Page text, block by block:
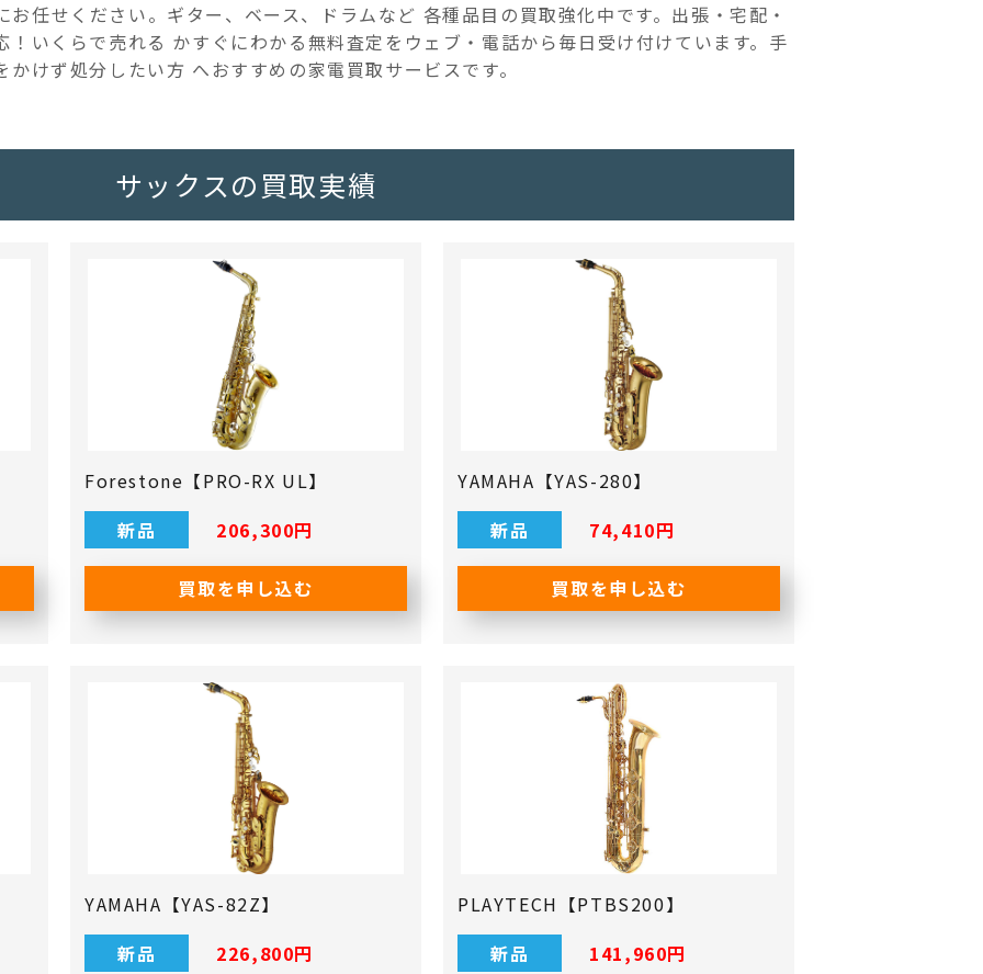
任せください。ギター、ベース、ドラムなど 各種品目の買取強化中です。出張・宅配・
いくらで売れる かすぐにわかる無料査定をウェブ・電話から毎日受け付けています。手
かけず処分したい方 へおすすめの家電買取サービスです。
サックスの買取実績
Forestone【PRO-RX UL】
新品
206,300円
買取を申し込む
YAMAHA【YAS-280】
新品
74,410円
買取を申し込む
YAMAHA【YAS-82Z】
新品
226,800円
PLAYTECH【PTBS200】
新品
141,960‬円